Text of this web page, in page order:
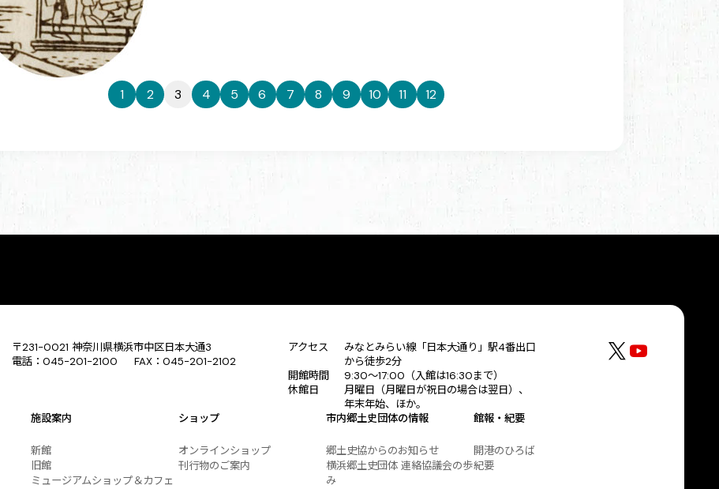
1 2 3 4 5 6 7 8 9 10 11 12
〒231-0021 神奈川県横浜市中区日本大通3
電話：045-201-2100 FAX：045-201-2102
アクセス
みなとみらい線「日本大通り」駅4番出口
から徒歩2分
開館時間
9:30〜17:00（入館は16:30まで）
休館日
月曜日（月曜日が祝日の場合は翌日）、
年末年始、ほか。
施設案内
新館
旧館
ミュージアムショップ＆カフェ
ショップ
オンラインショップ
刊行物のご案内
市内郷土史団体の情報
郷土史協からのお知らせ
横浜郷土史団体 連絡協議会の歩
み
館報・紀要
開港のひろば
紀要